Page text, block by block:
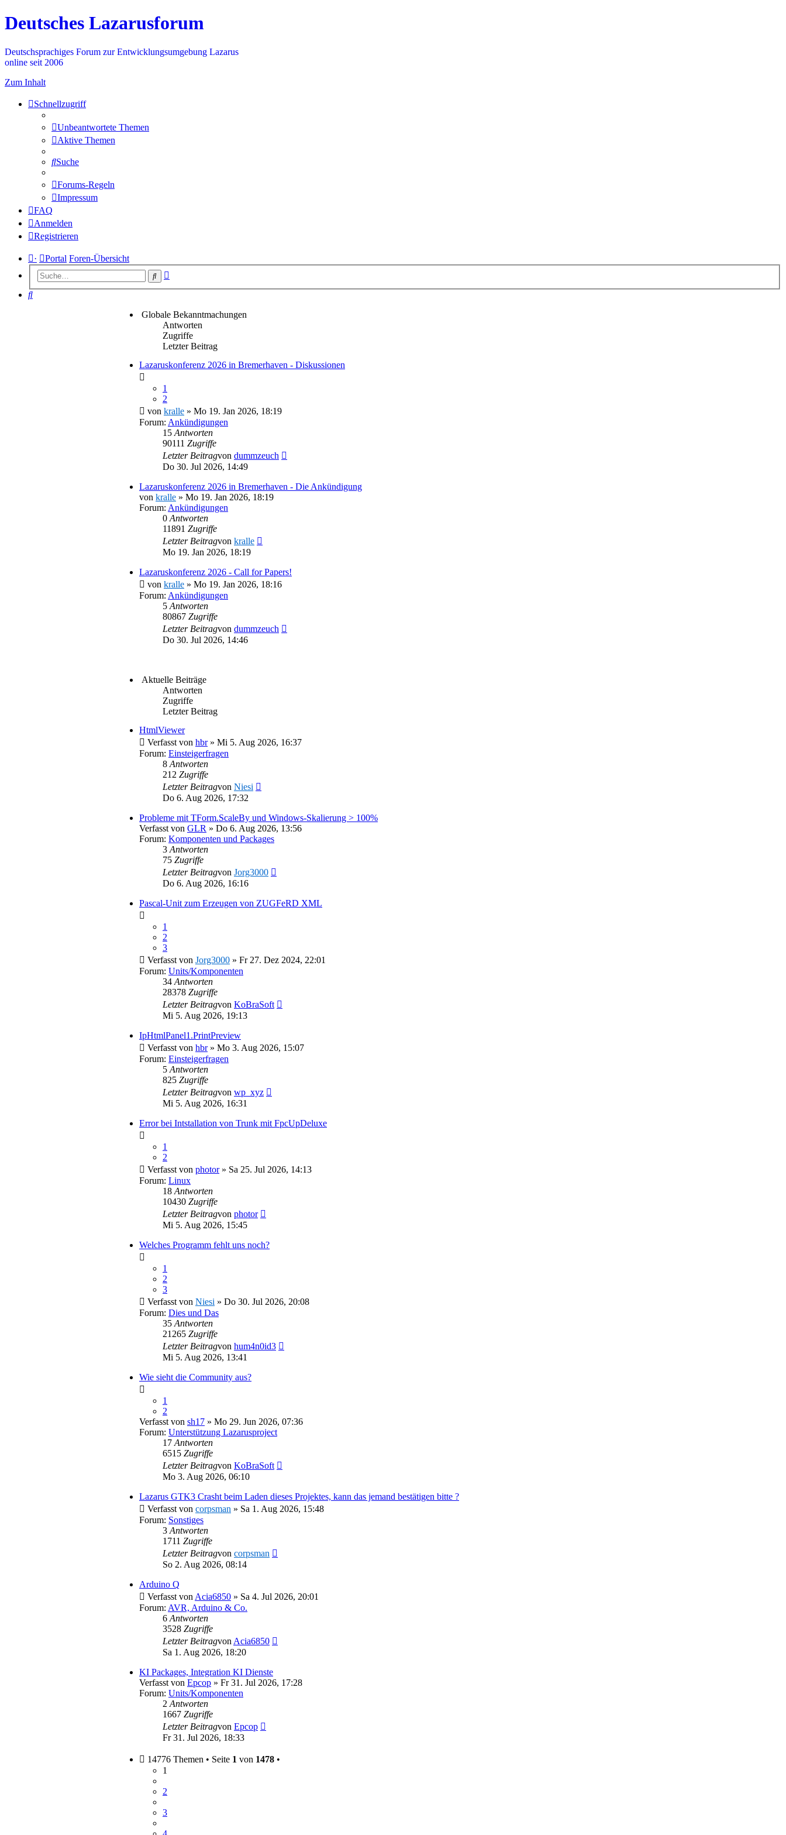
Deutsches Lazarusforum
Deutschsprachiges Forum zur Entwicklungsumgebung Lazarus
online seit 2006
Zum Inhalt
Schnellzugriff
Unbeantwortete Themen
Aktive Themen
Suche
Forums-Regeln
Impressum
FAQ
Anmelden
Registrieren
· Portal Foren-Übersicht
Suche
Suche
Globale Bekanntmachungen
Antworten
Zugriffe
Letzter Beitrag
Lazaruskonferenz 2026 in Bremerhaven - Diskussionen
1
2
von kralle » Mo 19. Jan 2026, 18:19
Forum: Ankündigungen
15Antworten
90111 Zugriffe
Letzter Beitragvon dummzeuch
Do 30. Jul 2026, 14:49
Lazaruskonferenz 2026 in Bremerhaven - Die Ankündigung
von kralle » Mo 19. Jan 2026, 18:19
Forum: Ankündigungen
0Antworten
11891 Zugriffe
Letzter Beitragvon kralle
Mo 19. Jan 2026, 18:19
Lazaruskonferenz 2026 - Call for Papers!
von kralle » Mo 19. Jan 2026, 18:16
Forum: Ankündigungen
5Antworten
80867 Zugriffe
Letzter Beitragvon dummzeuch
Do 30. Jul 2026, 14:46
Aktuelle Beiträge
Antworten
Zugriffe
Letzter Beitrag
HtmlViewer
Verfasst von hbr» Mi 5. Aug 2026, 16:37
Forum: Einsteigerfragen
8Antworten
212 Zugriffe
Letzter Beitragvon Niesi
Do 6. Aug 2026, 17:32
Probleme mit TForm.ScaleBy und Windows-Skalierung > 100%
Verfasst von GLR » Do 6. Aug 2026, 13:56
Forum: Komponenten und Packages
3Antworten
75 Zugriffe
Letzter Beitragvon Jorg3000
Do 6. Aug 2026, 16:16
Pascal-Unit zum Erzeugen von ZUGFeRD XML
1
2
3
Verfasst von Jorg3000 » Fr 27. Dez 2024, 22:01
Forum: Units/Komponenten
34Antworten
28378 Zugriffe
Letzter Beitragvon KoBraSoft
Mi 5. Aug 2026, 19:13
IpHtmlPanel1.PrintPreview
Verfasst von hbr» Mo 3. Aug 2026, 15:07
Forum: Einsteigerfragen
5Antworten
825 Zugriffe
Letzter Beitragvon wp_xyz
Mi 5. Aug 2026, 16:31
Error bei Intstallation von Trunk mit FpcUpDeluxe
1
2
Verfasst von photor» Sa 25. Jul 2026, 14:13
Forum: Linux
18Antworten
10430 Zugriffe
Letzter Beitragvon photor
Mi 5. Aug 2026, 15:45
Welches Programm fehlt uns noch?
1
2
3
Verfasst von Niesi » Do 30. Jul 2026, 20:08
Forum: Dies und Das
35Antworten
21265 Zugriffe
Letzter Beitragvon hum4n0id3
Mi 5. Aug 2026, 13:41
Wie sieht die Community aus?
1
2
Verfasst von sh17 » Mo 29. Jun 2026, 07:36
Forum: Unterstützung Lazarusproject
17Antworten
6515 Zugriffe
Letzter Beitragvon KoBraSoft
Mo 3. Aug 2026, 06:10
Lazarus GTK3 Crasht beim Laden dieses Projektes, kann das jemand bestätigen bitte ?
Verfasst von corpsman » Sa 1. Aug 2026, 15:48
Forum: Sonstiges
3Antworten
1711 Zugriffe
Letzter Beitragvon corpsman
So 2. Aug 2026, 08:14
Arduino Q
Verfasst vonAcia6850 » Sa 4. Jul 2026, 20:01
Forum: AVR, Arduino & Co.
6Antworten
3528 Zugriffe
Letzter BeitragvonAcia6850
Sa 1. Aug 2026, 18:20
KI Packages, Integration KI Dienste
Verfasst von Epcop » Fr 31. Jul 2026, 17:28
Forum: Units/Komponenten
2Antworten
1667 Zugriffe
Letzter Beitragvon Epcop
Fr 31. Jul 2026, 18:33
14776 Themen • Seite 1 von 1478 •
1
2
3